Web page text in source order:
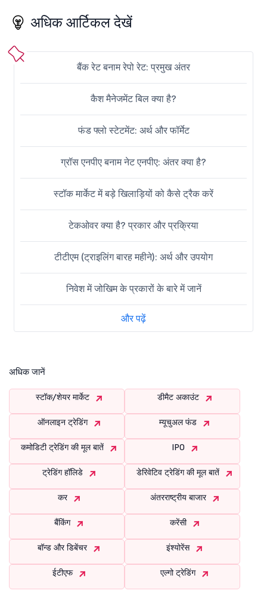
अधिक आर्टिकल देखें
बैंक रेट बनाम रेपो रेट: प्रमुख अंतर
कैश मैनेजमेंट बिल क्या है?
फंड फ्लो स्टेटमेंट: अर्थ और फॉर्मेट
ग्रॉस एनपीए बनाम नेट एनपीए: अंतर क्या है?
स्टॉक मार्केट में बड़े खिलाड़ियों को कैसे ट्रैक करें
टेकओवर क्या है? प्रकार और प्रक्रिया
टीटीएम (ट्राइलिंग बारह महीने): अर्थ और उपयोग
निवेश में जोखिम के प्रकारों के बारे में जानें
और पढ़ें
अधिक जानें
स्टॉक/शेयर मार्केट डीमैट अकाउंट
ऑनलाइन ट्रेडिंग म्यूचुअल फंड
कमोडिटी ट्रेडिंग की मूल बातें IPO
ट्रेडिंग हॉलिडे डेरिवेटिव ट्रेडिंग की मूल बातें
कर अंतरराष्ट्रीय बाजार
बैंकिंग करेंसी
बॉन्ड और डिबेंचर इंश्योरेंस
ईटीएफ एल्गो ट्रेडिंग